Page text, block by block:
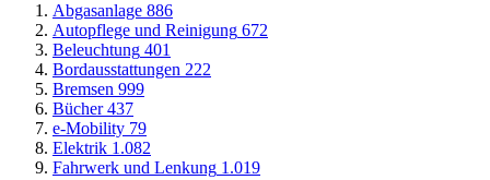
Abgasanlage 886
Autopflege und Reinigung 672
Beleuchtung 401
Bordausstattungen 222
Bremsen 999
Bücher 437
e-Mobility 79
Elektrik 1.082
Fahrwerk und Lenkung 1.019